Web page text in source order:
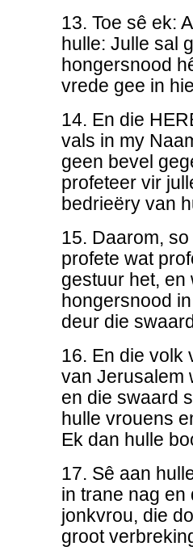
13. Toe sê ek:
hulle: Julle sal
hongersnood
vrede gee in
14. En die
vals in my
geen bevel
profeteer vir
bedrieëry van
15. Daarom,
profete wat
gestuur het, en
hongersnood
deur die
16. En die volk
van Jerusalem
en die swaard
hulle vrouens
Ek dan hulle
17. Sê aan
in trane nag en
jonkvrou, die
groot